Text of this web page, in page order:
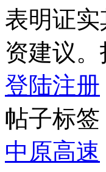
表明证
资建议
登陆注册
帖子标签
中原高速